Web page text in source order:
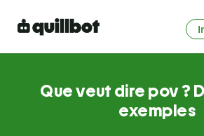
Que veut dire pov ?
exemples